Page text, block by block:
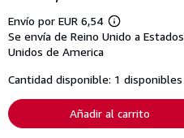
Envío por EUR 6,54
Más
información
tarifas
de
envío
Se envía de Reino Unido a Estados
Unidos de America
Cantidad disponible: 1 disponibles
Añadir al carrito